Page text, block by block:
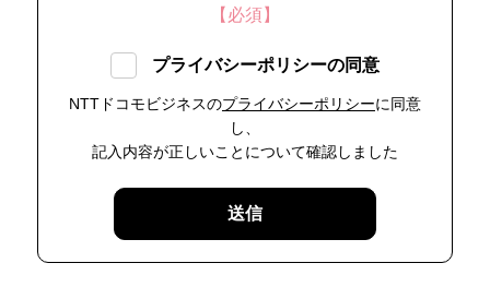
【必須】
プライバシーポリシーの同意
NTTドコモビジネスのプライバシーポリシーに同意
し、
記入内容が正しいことについて確認しました
送信